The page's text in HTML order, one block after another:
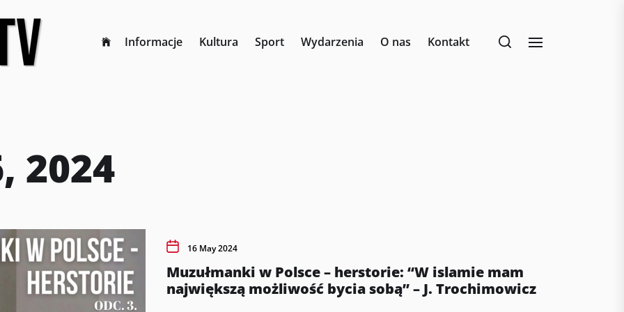
Informacje Kultura Sport Wydarzenia O nas Kontakt
2024
16 May 2024
Muzułmanki w Polsce – herstorie: “W islamie mam
największą możliwość bycia sobą” – J. Trochimowicz